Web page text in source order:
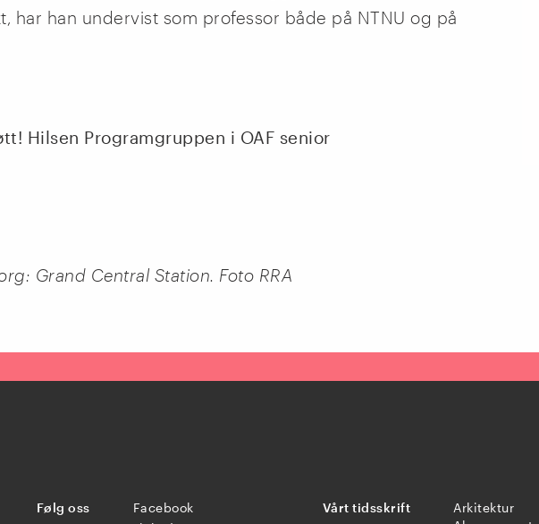
har han undervist som professor både på NTNU og på
Hilsen Programgruppen i OAF senior
Grand Central Station. Foto RRA
Følg oss
Facebook
Vårt tidsskrift
Arkitektur